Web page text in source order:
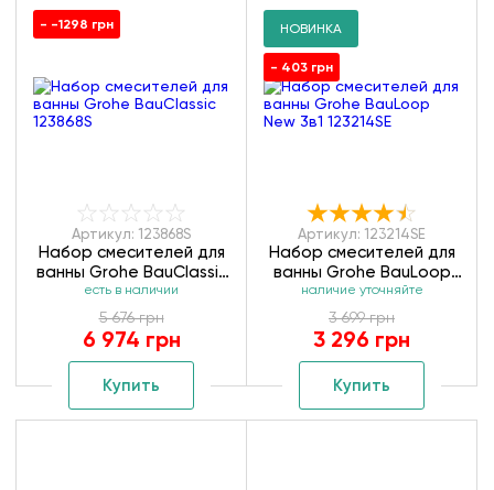
- -1298 грн
Артикул: 123868S
Набор смесителей для
ванны Grohe BauClassic
123868S
есть в наличии
5 676 грн
6 974 грн
Купить
НОВИНКА
- 403 грн
Артикул: 123214SE
Набор смесителей для
ванны Grohe BauLoop
New 3в1 123214SE
наличие уточняйте
3 699 грн
3 296 грн
Купить